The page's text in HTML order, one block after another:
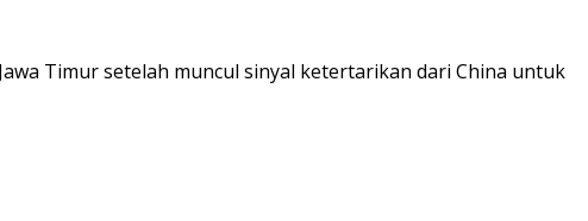
Timur setelah muncul sinyal ketertarikan dari China untuk